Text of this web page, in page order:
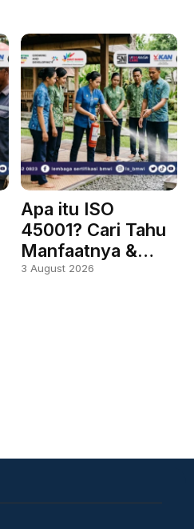
Apa itu ISO
45001? Cari Tahu
Manfaatnya &…
3 August 2026